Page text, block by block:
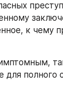
к чему
полного